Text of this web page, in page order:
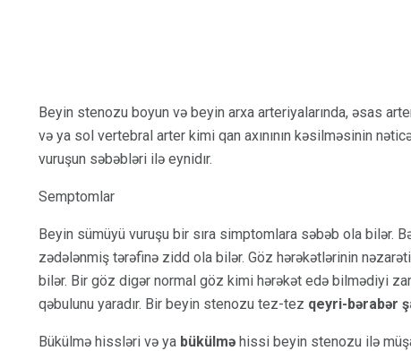
Beyin stenozu boyun və beyin arxa arteriyalarında, əsas
və ya sol vertebral arter kimi qan axınının kəsilməsinin
vuruşun səbəbləri ilə eynidır.
Semptomlar
Beyin sümüyü vuruşu bir sıra simptomlara səbəb ola bilər.
zədələnmiş tərəfinə zidd ola bilər. Göz hərəkətlərinin
bilər. Bir göz digər normal göz kimi hərəkət edə bilmədiyi
qəbulunu yaradır. Bir beyin stenozu tez-tez qeyri-bərabər
Bükülmə hissləri və ya bükülmə hissi beyin stenozu ilə